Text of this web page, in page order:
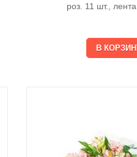
роз. 11 шт., лента